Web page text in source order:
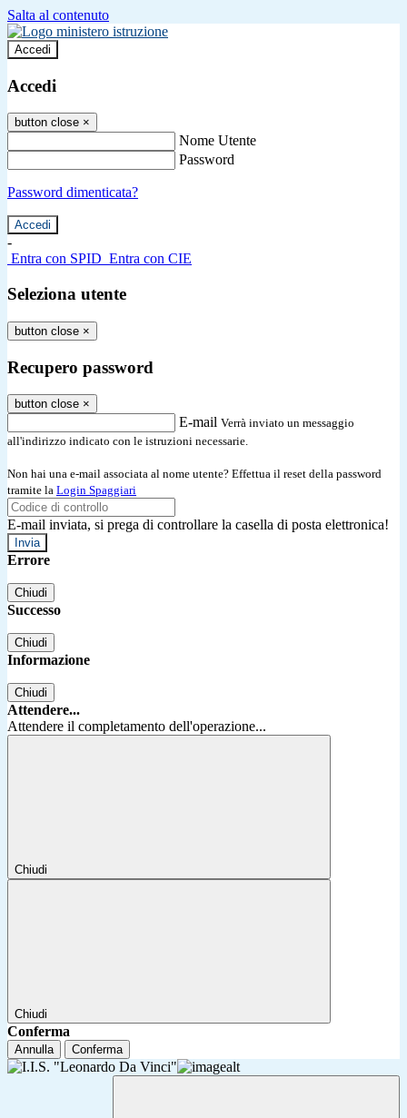
Salta al contenuto
Accedi
Accedi
button close ×
Nome Utente
Password
Password dimenticata?
-
Entra con SPID Entra con CIE
Seleziona utente
button close ×
Recupero password
button close ×
E-mail Verrà inviato un messaggio
all'indirizzo indicato con le istruzioni necessarie.
Non hai una e-mail associata al nome utente? Effettua il reset della password
tramite la Login Spaggiari
E-mail inviata, si prega di controllare la casella di posta elettronica!
Errore
Chiudi
Successo
Chiudi
Informazione
Chiudi
Attendere...
Attendere il completamento dell'operazione...
Chiudi
Chiudi
Conferma
Annulla Conferma